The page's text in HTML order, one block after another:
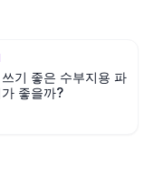
기 좋은 수부지용 파
좋을까?